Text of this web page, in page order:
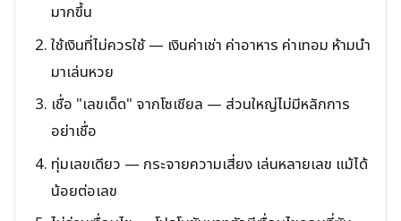
มากขึ้น
ใช้เงินที่ไม่ควรใช้ — เงินค่าเช่า ค่าอาหาร ค่าเทอม ห้ามนำ
มาเล่นหวย
เชื่อ "เลขเด็ด" จากโซเชียล — ส่วนใหญ่ไม่มีหลักการ
อย่าเชื่อ
ทุ่มเลขเดียว — กระจายความเสี่ยง เล่นหลายเลข แม้ได้
น้อยต่อเลข